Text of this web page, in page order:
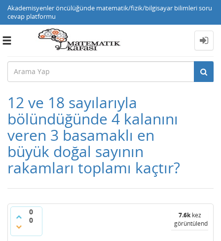
Akademisyenler öncülüğünde matematik/fizik/bilgisayar bilimleri soru
cevap platformu
Toggle
12 ve 18 sayılarıyla
bölündüğünde 4 kalanını
veren 3 basamaklı en
büyük doğal sayının
rakamları toplamı kaçtır?
0
0
7.6kkez
görüntülendi